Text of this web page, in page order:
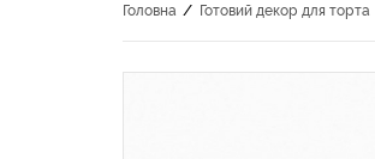
Головна / Готовий декор для торта